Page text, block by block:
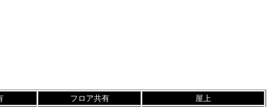
フロア共有 屋上